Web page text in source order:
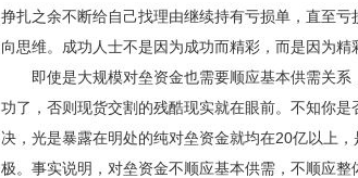
挣扎之余不断给自己找理由继续持有亏损单，直至
向思维。成功人士不是因为成功而精彩，而是因为精
即使是大规模对垒资金也需要顺应基本供需关系
功了，否则现货交割的残酷现实就在眼前。不知你
决，光是暴露在明处的纯对垒资金就均在20亿以上
极。事实说明，对垒资金不顺应基本供需，不顺应